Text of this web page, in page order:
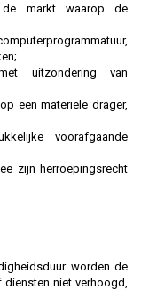
de markt waarop de
uitzondering van
een materiële drager,
voorafgaande
zijn herroepingsrecht
worden de
niet verhoogd,